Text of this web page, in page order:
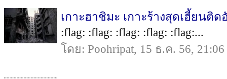
เกาะฮาชิมะ เกาะร้างสุดเฮี้ยน
:flag: :flag: :flag: :flag: :flag:...
โดย: Poohripat, 15 ธ.ค. 56, 21:06